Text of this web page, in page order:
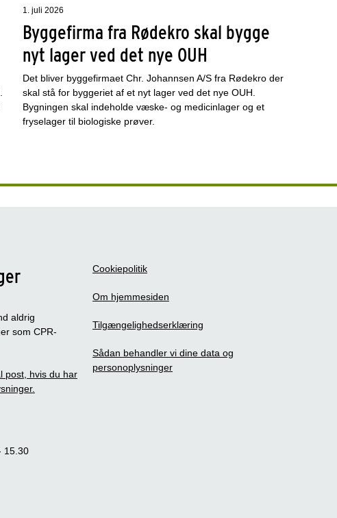
1. juli 2026
Byggefirma fra Rødekro skal bygge
nyt lager ved det nye OUH
Det bliver byggefirmaet Chr. Johannsen A/S fra Rødekro der
skal stå for byggeriet af et nyt lager ved det nye OUH.
Bygningen skal indeholde væske- og medicinlager og et
fryselager til biologiske prøver.
aldrig
som CPR-
post, hvis du har
15.30
Cookiepolitik
Om hjemmesiden
Tilgængelighedserklæring
Sådan behandler vi dine data og
personoplysninger